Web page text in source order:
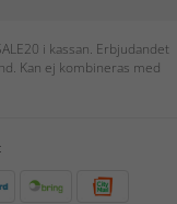
i kassan. Erbjudandet
Kan ej kombineras med